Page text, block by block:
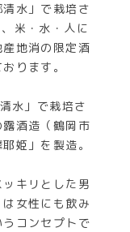
水」で栽培さ
米・水・人に
地消の限定酒
ります。
水」で栽培さ
酒造（鶴岡市
姫」を製造。
キリとした男
女性にも飲み
コンセプトで